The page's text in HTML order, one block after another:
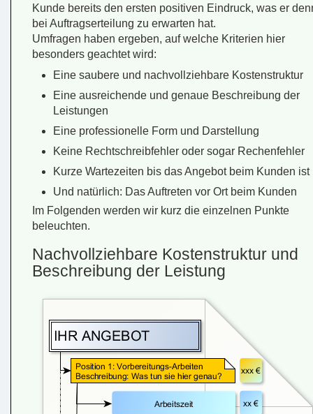
Kunde bereits den ersten positiven Eindruck, was er
bei Auftragserteilung zu erwarten hat.
Umfragen haben ergeben, auf welche Kriterien hier
besonders geachtet wird:
Eine saubere und nachvollziehbare Kostenstruktur
Eine ausreichende und genaue Beschreibung der
Leistungen
Eine professionelle Form und Darstellung
Keine Rechtschreibfehler oder sogar Rechenfehler
Kurze Wartezeiten bis das Angebot beim Kunden ist
Und natürlich: Das Auftreten vor Ort beim Kunden
Im Folgenden werden wir kurz die einzelnen Punkte
beleuchten.
Nachvollziehbare Kostenstruktur und
Beschreibung der Leistung